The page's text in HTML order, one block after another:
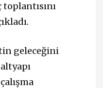
toplantısını
geleceğini